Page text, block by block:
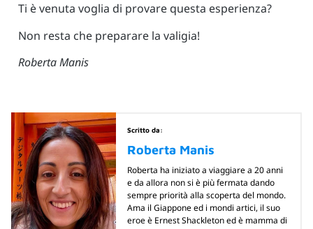
Ti è venuta voglia di provare questa esperienza?
Non resta che preparare la valigia!
Roberta Manis
Scritto da:
Roberta Manis
Roberta ha iniziato a viaggiare a 20 anni
e da allora non si è più fermata dando
sempre priorità alla scoperta del mondo.
Ama il Giappone ed i mondi artici, il suo
eroe è Ernest Shackleton ed è mamma di